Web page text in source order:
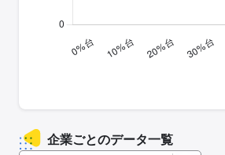
企業ごとのデータ一覧